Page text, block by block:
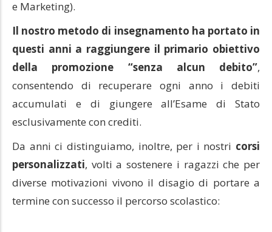
e Marketing).
Il nostro metodo di insegnamento ha portato in
questi anni a raggiungere il primario obiettivo
della promozione “senza alcun debito”,
consentendo di recuperare ogni anno i debiti
accumulati e di giungere all’Esame di Stato
esclusivamente con crediti.
Da anni ci distinguiamo, inoltre, per i nostri corsi
personalizzati, volti a sostenere i ragazzi che per
diverse motivazioni vivono il disagio di portare a
termine con successo il percorso scolastico: